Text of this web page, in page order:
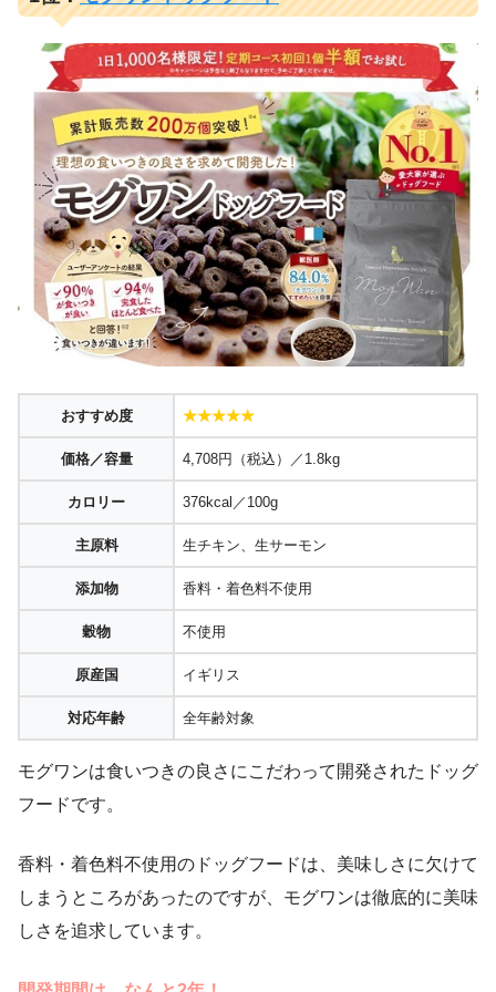
おすすめ度 ★★★★★
価格／容量 4,708円（税込）／1.8kg
カロリー 376kcal／100g
主原料 生チキン、生サーモン
添加物 香料・着色料不使用
穀物 不使用
原産国 イギリス
対応年齢 全年齢対象
モグワンは食いつきの良さにこだわって開発されたドッグ
フードです。
香料・着色料不使用のドッグフードは、美味しさに欠けて
しまうところがあったのですが、モグワンは徹底的に美味
しさを追求しています。